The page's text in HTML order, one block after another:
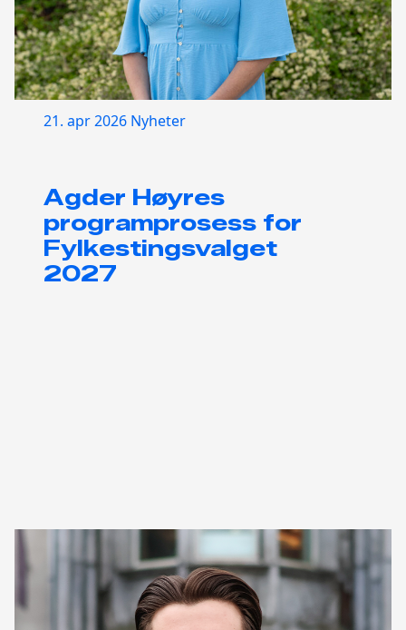
21. apr 2026 Nyheter
Agder Høyres
programprosess for
Fylkestingsvalget
2027